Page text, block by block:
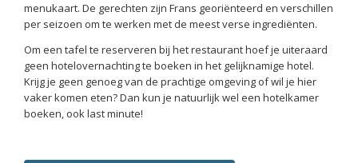
menukaart. De gerechten zijn Frans georiënteerd en verschillen
per seizoen om te werken met de meest verse ingrediënten.
Om een tafel te reserveren bij het restaurant hoef je uiteraard
geen hotelovernachting te boeken in het gelijknamige hotel.
Krijg je geen genoeg van de prachtige omgeving of wil je hier
vaker komen eten? Dan kun je natuurlijk wel een hotelkamer
boeken, ook last minute!